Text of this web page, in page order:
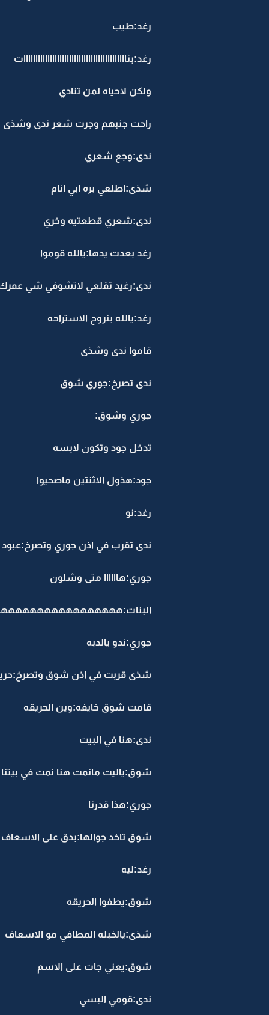
رغد:طيب
رغد:بنااااااااااااااااااااااااااااااااااااااااااات
ولكن لاحياه لمن تنادي
راحت جنبهم وجرت شعر ندى وشذى
ندى:وجع شعري
شذى:اطلعي بره ابي انام
ندى:شعري قطعتيه وخري
رغد بعدت يدها:يالله قوموا
ندى:رغيد تقلعي لاتشوفي شي
رغد:يالله بنروح الاستراحه
قاموا ندى وشذى
ندى تصرخ:جوري شوق
جوري وشوق:
تدخل جود وتكون لابسه
جود:هذول الاثنتين ماصحيوا
رغد:نو
ندى تقرب في اذن جوري
جوري:هاااااا متى وشلون
جوري:ندو يالدبه
شذى قربت في اذن شوق
قامت شوق خايفه:وين الحريقه
ندى:هنا في البيت
شوق:ياليت مانمت هنا نمت في بيتنا
جوري:هذا قدرنا
شوق تاخد جوالها:بدق على الاسعاف
رغد:ليه
شوق:يطفوا الحريقه
شذى:يالخبله المطافي مو الاسعاف
شوق:يعني جات على الاسم
ندى:قومي البسي